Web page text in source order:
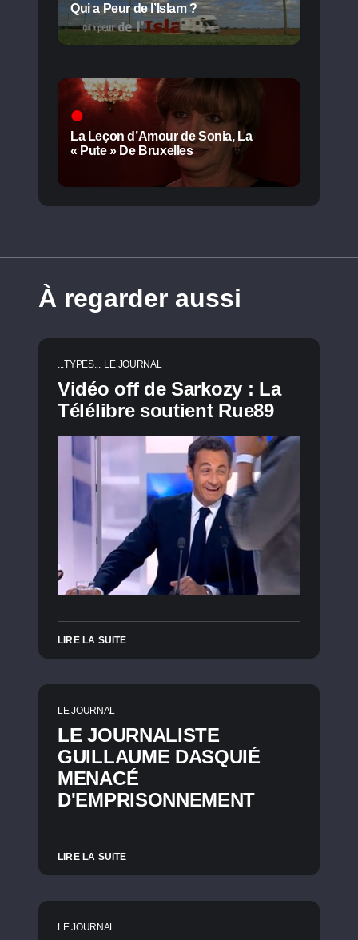
Qui a Peur de l’Islam ?
La Leçon d’Amour de Sonia, La
« Pute » De Bruxelles
À regarder aussi
...TYPES... LE JOURNAL
Vidéo off de Sarkozy : La
Télélibre soutient Rue89
LIRE LA SUITE
LE JOURNAL
LE JOURNALISTE
GUILLAUME DASQUIÉ
MENACÉ
D'EMPRISONNEMENT
LIRE LA SUITE
LE JOURNAL